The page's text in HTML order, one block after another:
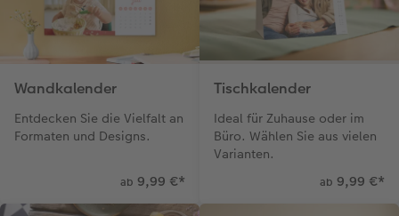
Wandkalender
Entdecken Sie die Vielfalt an
Formaten und Designs.
ab 9,99 €*
Tischkalender
Ideal für Zuhause oder im
Büro. Wählen Sie aus vielen
Varianten.
ab 9,99 €*